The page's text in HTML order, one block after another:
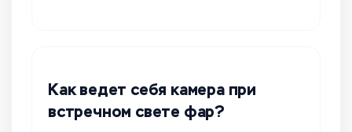
Как ведет себя камера при
встречном свете фар?